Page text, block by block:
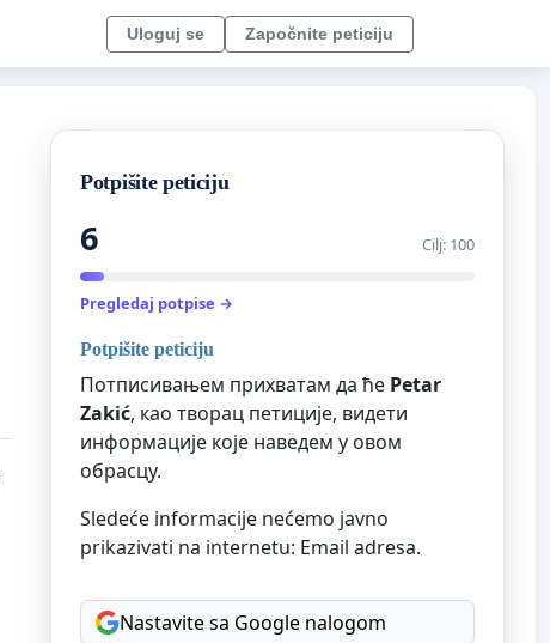
Uloguj se Započnite peticiju
Potpišite peticiju
6 Cilj: 100
Pregledaj potpise →
Potpišite peticiju
Потписивањем прихватам да ће Petar
Zakić, као творац петиције, видети
информације које наведем у овом
обрасцу.
Sledeće informacije nećemo javno
prikazivati na internetu: Email adresa.
Nastavite sa Google nalogom